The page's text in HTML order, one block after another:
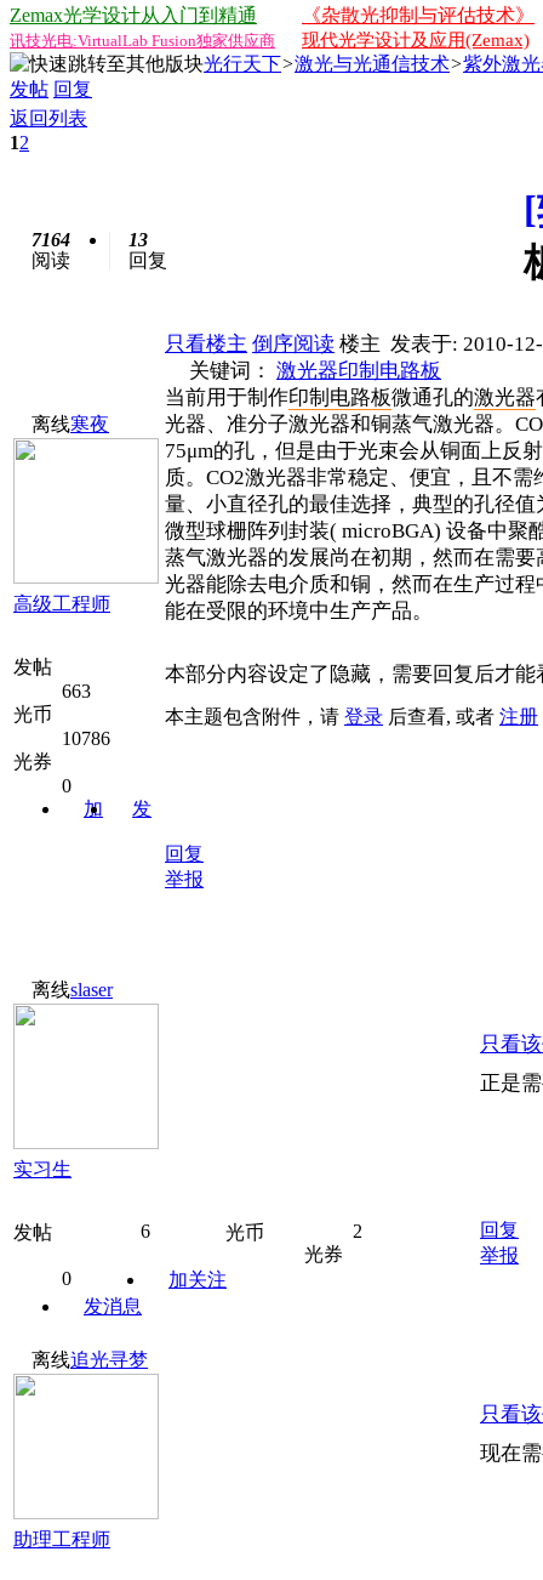
Zemax光学设计从入门到精通 《杂散光抑制与评估技术》
讯技光电:VirtualLab Fusion独家供应商 现代光学设计及应用(Zemax)
光行天下>激光与光通信技术>紫外激
发帖 回复
返回列表
12
7164
阅读
13
回复
离线寒夜
高级工程师
发帖
663
光币
10786
光券
0
加
发
只看楼主 倒序阅读 楼主 发表于: 2010-
关键词： 激光器印制 电路板
当前用于制作印制 电路板微通孔的激光器
光器、准分子激光器和铜蒸气激光器。
75μm的孔，但是由于光束会从铜面上反
质。CO2激光器非常稳定、便宜，且不
量、小直径孔的最佳选择，典型的孔径
微型球栅阵列封装( microBGA) 设备中聚
蒸气激光器的发展尚在初期，然而在需
光器能除去电介质和铜，然而在生产过
能在受限的环境中生产产品。
本部分内容设定了隐藏，需要回复后才能
本主题包含附件，请 登录 后查看, 或者 注册
回复
举报
离线slaser
实习生
发帖 6 光币
2
光券
0
加关注
发消息
只看
正是
回复
举报
离线追光寻梦
助理工程师
只看
现在